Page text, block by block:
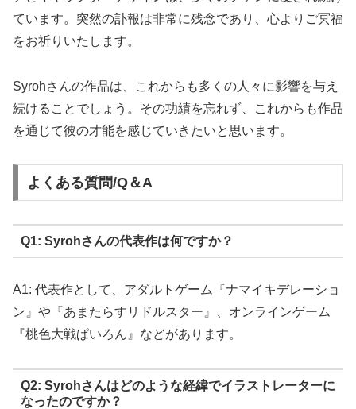
ています。突然の訃報は非常に残念であり、心よりご冥福
をお祈りいたします。
Syrohさんの作品は、これからも多くの人々に影響を与え
続けることでしょう。その功績を忘れず、これからも作品
を通じて彼の才能を感じていきたいと思います。
よくある質問/Q＆A
Q1: Syrohさんの代表作は何ですか？
A1: 代表作として、アダルトゲーム『ナマイキデレーショ
ン』や『あまたらすリドルスター』、オンラインゲーム
『桃色大戦ぱいろん』などがあります。
Q2: Syrohさんはどのような経緯でイラストレーターに
なったのですか？